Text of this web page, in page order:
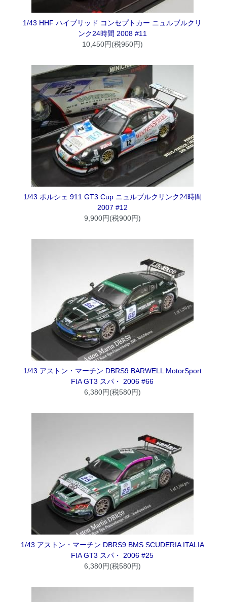
1/43 HHF ハイブリッド コンセプトカー ニュルブルクリ
ンク24時間 2008 #11
10,450円(税950円)
1/43 ポルシェ 911 GT3 Cup ニュルブルクリンク24時間
2007 #12
9,900円(税900円)
1/43 アストン・マーチン DBRS9 BARWELL MotorSport
FIA GT3 スパ・ 2006 #66
6,380円(税580円)
1/43 アストン・マーチン DBRS9 BMS SCUDERIA ITALIA
FIA GT3 スパ・ 2006 #25
6,380円(税580円)